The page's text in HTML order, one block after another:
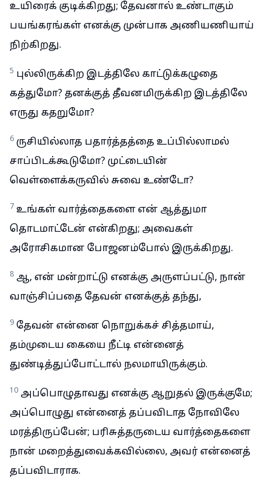
உயிரைக் குடிக்கிறது; தேவனால் உண்டாகும்
பயங்கரங்கள் எனக்கு முன்பாக அணியணியாய்
நிற்கிறது.
5 புல்லிருக்கிற இடத்திலே காட்டுக்கழுதை
கத்துமோ? தனக்குத் தீவனமிருக்கிற இடத்திலே
எருது கதறுமோ?
6 ருசியில்லாத பதார்த்தத்தை உப்பில்லாமல்
சாப்பிடக்கூடுமோ? முட்டையின்
வெள்ளைக்கருவில் சுவை உண்டோ?
7 உங்கள் வார்த்தைகளை என் ஆத்துமா
தொடமாட்டேன் என்கிறது; அவைகள்
அரோசிகமான போஜனம்போல் இருக்கிறது.
8 ஆ, என் மன்றாட்டு எனக்கு அருளப்பட்டு, நான்
வாஞ்சிப்பதை தேவன் எனக்குத் தந்து,
9 தேவன் என்னை நொறுக்கச் சித்தமாய்,
தம்முடைய கையை நீட்டி என்னைத்
துண்டித்துப்போட்டால் நலமாயிருக்கும்.
10 அப்பொழுதாவது எனக்கு ஆறுதல் இருக்குமே;
அப்பொழுது என்னைத் தப்பவிடாத நோவிலே
மரத்திருப்பேன்; பரிசுத்தருடைய வார்த்தைகளை
நான் மறைத்துவைக்கவில்லை, அவர் என்னைத்
தப்பவிடாராக.